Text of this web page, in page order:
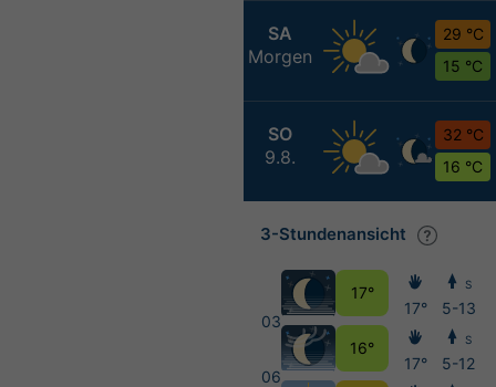
SA
Morgen
29 °C
15 °C
SO
9.8.
32 °C
16 °C
3-Stundenansicht
03
06
17°
16°
17°
17°
S
5-13
S
5-12